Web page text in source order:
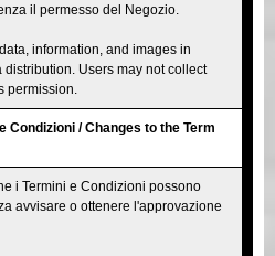
il permesso del Negozio.
information, and images in
Users may not collect
permission.
Condizioni / Changes to the Term
i Termini e Condizioni possono
avvisare o ottenere l'approvazione